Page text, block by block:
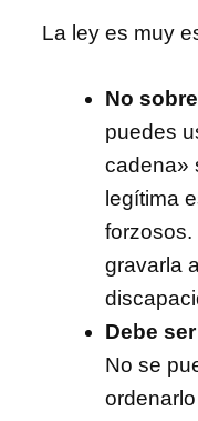
La ley es muy
No
puedes
cadena»
legítima
forzosos.
gravarla
Debe
No se